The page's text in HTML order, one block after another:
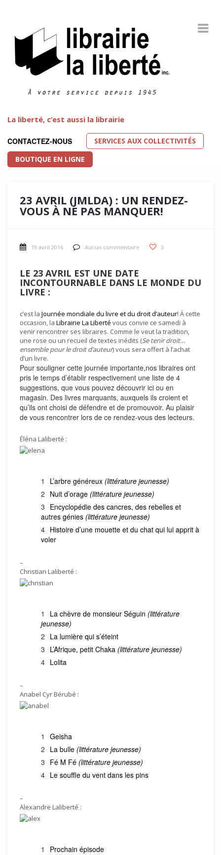
La liberté, c’est aussi la librairie
CONTACTEZ-NOUS
SERVICES AUX COLLECTIVITÉS
BOUTIQUE EN LIGNE
23 AVRIL (JMLDA) : UN RENDEZ-
VOUS À NE PAS MANQUER!
19 avril 2016 Aucun commentaire 3
LE 23 AVRIL EST UNE DATE
INCONTOURNABLE DANS LE MONDE DU
LIVRE :
c’est la Journée mondiale du livre et du droit d’auteur! À cette
occasion, la Librairie La Liberté vous convie ce samedi à
venir rencontrer ses libraires. Comme le veut la tradition,
une rose ou un recueil de textes inédits (Se tenir droit…
ensemble pour le droit d’auteur) vous sera offert à l’achat
d’un livre.
Pour souligner cette journée importante,nos libraires ont
pris le temps d’établir respectivement une liste de 4
suggestions, que vous pouvez découvrir ici ou en
magasin. Des livres marquants, auxquels ils croient et
qu’ils ont choisi de défendre et de promouvoir. Au plaisir
de vous rencontrer lors de ce rendez-vous des lecteurs.
Éléna Laliberté :
L’arbre généreux (littérature jeunesse)
Nuit d’orage (littérature jeunesse)
Encyclopédie des cancres, des rebelles et
autres génies (littérature jeunesse)
Histoire d’une mouette et du chat qui lui apprit à
voler
–
Christian Laliberté :
La chèvre de monsieur Séguin (littérature
jeunesse)
La lumière qui s’éteint
L’Afrique, petit Chaka (littérature jeunesse)
Lolita
–
Anabel Cyr Bérubé :
Geisha
La bulle (littérature jeunesse)
Fé M Fé (littérature jeunesse)
Le souffle du vent dans les pins
–
Alexandre Laliberté :
Prochain épisode